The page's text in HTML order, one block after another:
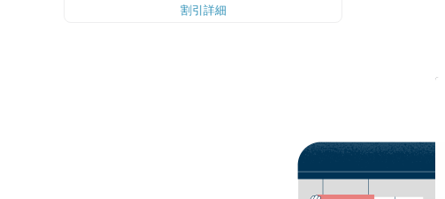
割引詳細